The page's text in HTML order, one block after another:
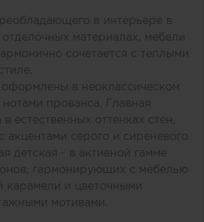
в интерьере в
материалах, мебели
сочетается с теплыми
в неоклассическом
прованса. Главная
естественных оттенках стен,
акцентами серого и сиреневого
детская - в активной гамме
гармонирующих с мебелью
карамели и цветочными
мотивами.